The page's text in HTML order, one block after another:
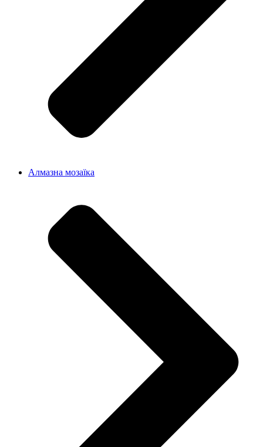
Алмазна мозаїка